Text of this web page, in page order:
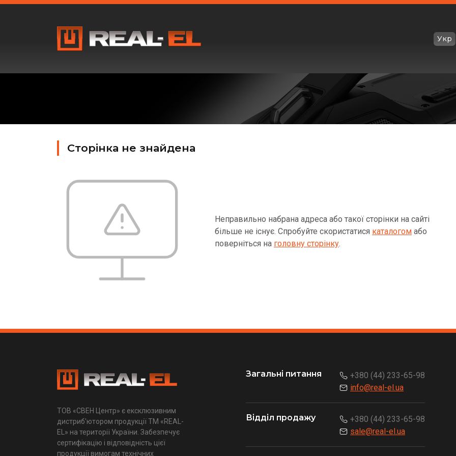
Укр
Сторінка не знайдена
Неправильно набрана адреса або такої сторінки на сайті
більше не існує. Спробуйте скористатися каталогом або
поверніться на головну сторінку.
ТОВ «СВЕН Центр» є ексклюзивним
дистриб'ютором продукції ТМ «REAL-
EL» на території України. Забезпечує
сертифікацію і відповідність цієї
продукції вимогам технічних
Загальні питання
+380 (44) 233-65-98
info@real-el.ua
Відділ продажу
+380 (44) 233-65-98
sale@real-el.ua